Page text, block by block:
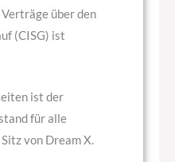
über den
(CISG) ist
ist der
für alle
von Dream X.